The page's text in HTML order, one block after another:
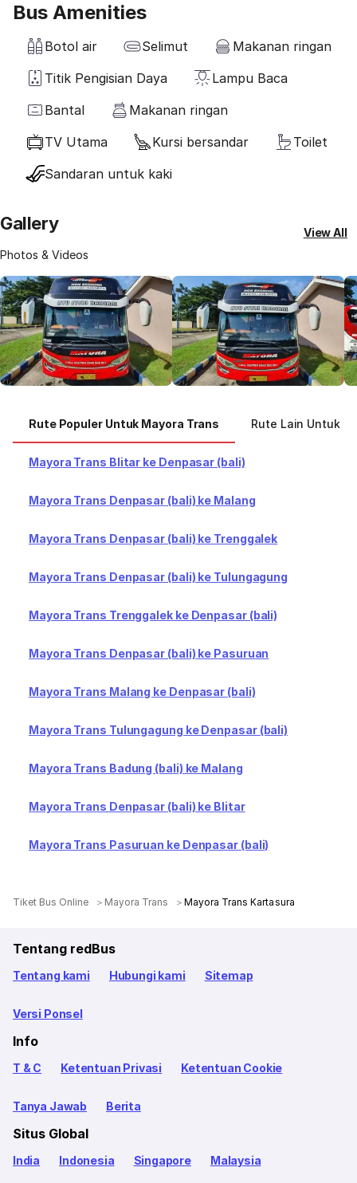
Bus Amenities
Botol air Selimut
Makanan ringan
Titik Pengisian Daya
Lampu Baca
Bantal
Makanan ringan
TV Utama
Kursi bersandar
Toilet
Sandaran untuk kaki
Gallery
Photos & Videos
View All
Rute Populer Untuk Mayora Trans Rute Lain Untuk
Mayora Trans Blitar ke Denpasar (bali)
Mayora Trans Denpasar (bali) ke Malang
Mayora Trans Denpasar (bali) ke Trenggalek
Mayora Trans Denpasar (bali) ke Tulungagung
Mayora Trans Trenggalek ke Denpasar (bali)
Mayora Trans Denpasar (bali) ke Pasuruan
Mayora Trans Malang ke Denpasar (bali)
Mayora Trans Tulungagung ke Denpasar (bali)
Mayora Trans Badung (bali) ke Malang
Mayora Trans Denpasar (bali) ke Blitar
Mayora Trans Pasuruan ke Denpasar (bali)
Tiket Bus Online Mayora Trans Mayora Trans Kartasura
Tentang redBus
Tentang kami Hubungi kami Sitemap
Versi Ponsel
Info
T & C Ketentuan Privasi Ketentuan Cookie
Tanya Jawab Berita
Situs Global
India Indonesia Singapore Malaysia